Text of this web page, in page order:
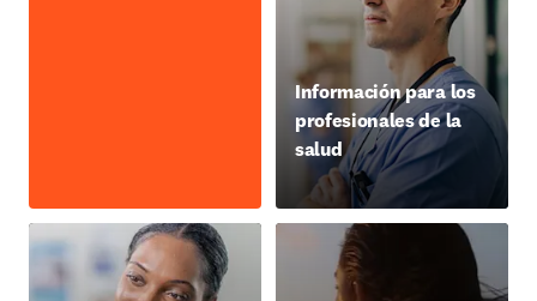
Información para los
profesionales de la
salud